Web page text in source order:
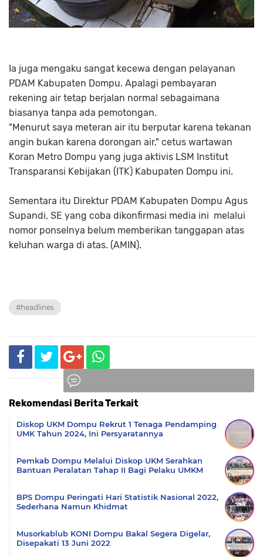
Ia juga mengaku sangat kecewa dengan pelayanan
PDAM Kabupaten Dompu. Apalagi pembayaran
rekening air tetap berjalan normal sebagaimana
biasanya tanpa ada pemotongan.
"Menurut saya meteran air itu berputar karena tekanan
angin bukan karena dorongan air," cetus wartawan
Koran Metro Dompu yang juga aktivis LSM Institut
Transparansi Kebijakan (ITK) Kabupaten Dompu ini.
Sementara itu Direktur PDAM Kabupaten Dompu Agus
Supandi, SE yang coba dikonfirmasi media ini melalui
nomor ponselnya belum memberikan tanggapan atas
keluhan warga di atas. (AMIN).
#headlines
Rekomendasi Berita Terkait
Diskop UKM Dompu Rekrut 1 Tenaga Pendamping
UMK Tahun 2024, Ini Persyaratannya
Pemkab Dompu Melalui Diskop UKM Serahkan
Bantuan Peralatan Tahap II Bagi Pelaku UMKM
BPS Dompu Peringati Hari Statistik Nasional 2022,
Sederhana Namun Khidmat
Musorkablub KONI Dompu Bakal Segera Digelar,
Disepakati 13 Juni 2022